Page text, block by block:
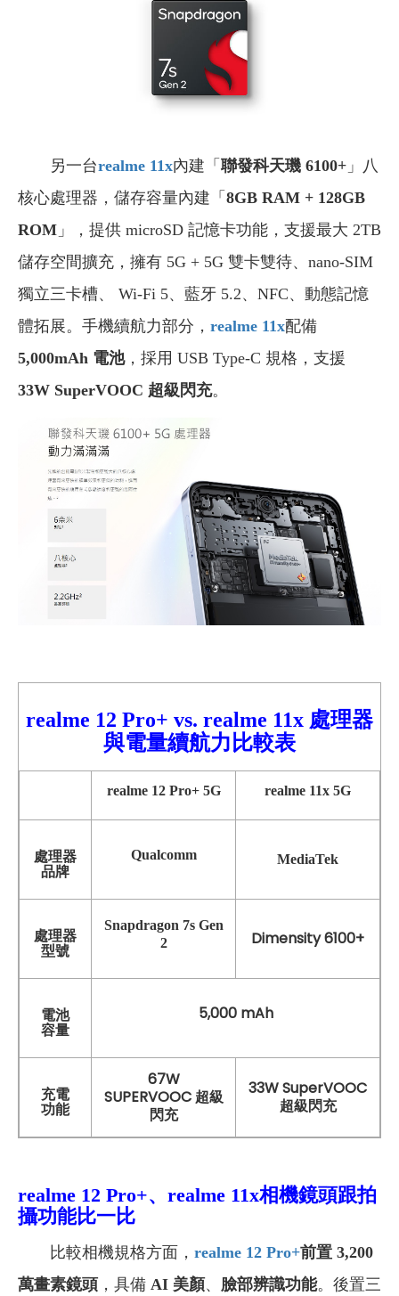
另一台realme 11x內建「 聯發科天璣 6100+ 」八
核心處理器，儲存容量內建「 8GB RAM + 128GB
ROM 」，提供 microSD 記憶卡功能，支援最大 2TB
儲存空間擴充，擁有 5G + 5G 雙卡雙待、nano-SIM
獨立三卡槽、 Wi-Fi 5、藍牙 5.2、NFC、動態記憶
體拓展。手機續航力部分， realme 11x配備
5,000mAh 電池，採用 USB Type-C 規格，支援
33W SuperVOOC 超級閃充。
realme 12 Pro+ vs. realme 11x 處理器
與電量續航力比較表
realme 12 Pro+5G realme 11x 5G
處理器
品牌
Qualcomm MediaTek
處理器
型號
Snapdragon 7s Gen
2
Dimensity 6100+
電池
容量
5,000 mAh
充電
功能
67W
SUPERVOOC 超級
閃充
33W SuperVOOC
超級閃充
realme 12 Pro+、realme 11x相機鏡頭跟拍
攝功能比一比
比較相機規格方面， realme 12 Pro+前置 3,200
萬畫素鏡頭 ，具備 AI 美顏、 臉部辨識功能。後置三